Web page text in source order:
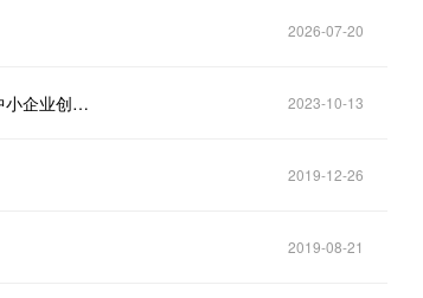
2026-07-20
第八届“创客中国”陕西省中小企业创新创业大赛暨第五届“创客陕西”中小企业创新创业大赛决赛圆满结束 2023-10-13
2019-12-26
2019-08-21